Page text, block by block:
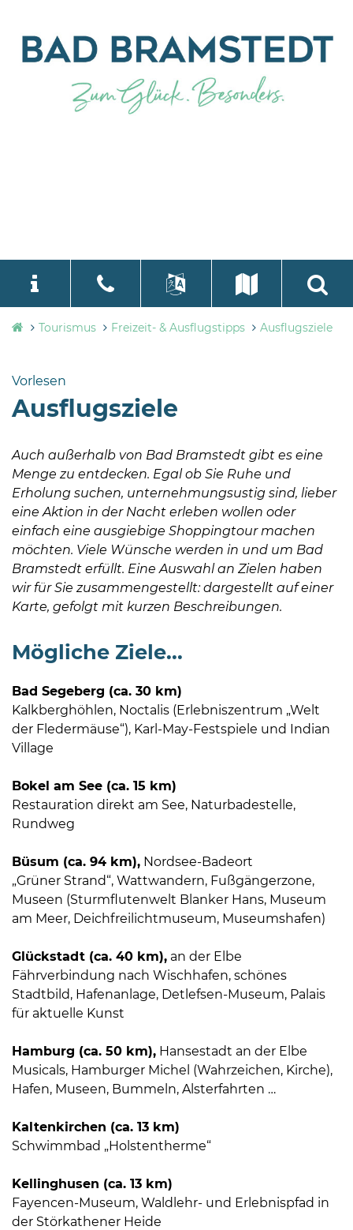
Tourismusbüro
Bramstedt
19
Bramstedt
http://www.bad-
bramstedt.de
language
Tourismus Freizeit- & Ausflugstipps Ausflugsziele
Vorlesen
Ausflugsziele
Auch außerhalb von Bad Bramstedt gibt es eine
Menge zu entdecken. Egal ob Sie Ruhe und
Erholung suchen, unternehmungsustig sind, lieber
eine Aktion in der Nacht erleben wollen oder
einfach eine ausgiebige Shoppingtour machen
möchten. Viele Wünsche werden in und um Bad
Bramstedt erfüllt. Eine Auswahl an Zielen haben
wir für Sie zusammengestellt: dargestellt auf einer
Karte, gefolgt mit kurzen Beschreibungen.
Mögliche Ziele...
Bad Segeberg (ca. 30 km)
Kalkberghöhlen, Noctalis (Erlebniszentrum „Welt
der Fledermäuse“), Karl-May-Festspiele und Indian
Village
Bokel am See (ca. 15 km)
Restauration direkt am See, Naturbadestelle,
Rundweg
Büsum (ca. 94 km), Nordsee-Badeort
„Grüner Strand“, Wattwandern, Fußgängerzone,
Museen (Sturmflutenwelt Blanker Hans, Museum
am Meer, Deichfreilichtmuseum, Museumshafen)
Glückstadt (ca. 40 km), an der Elbe
Fährverbindung nach Wischhafen, schönes
Stadtbild, Hafenanlage, Detlefsen-Museum, Palais
für aktuelle Kunst
Hamburg (ca. 50 km), Hansestadt an der Elbe
Musicals, Hamburger Michel (Wahrzeichen, Kirche),
Hafen, Museen, Bummeln, Alsterfahrten …
Kaltenkirchen (ca. 13 km)
Schwimmbad „Holstentherme“
Kellinghusen (ca. 13 km)
Fayencen-Museum, Waldlehr- und Erlebnispfad in
der Störkathener Heide